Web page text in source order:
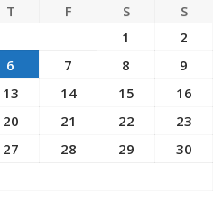
T F S
S
1
2
6 7 8
9
13 14 15
16
20 21 22
23
27 28 29
30